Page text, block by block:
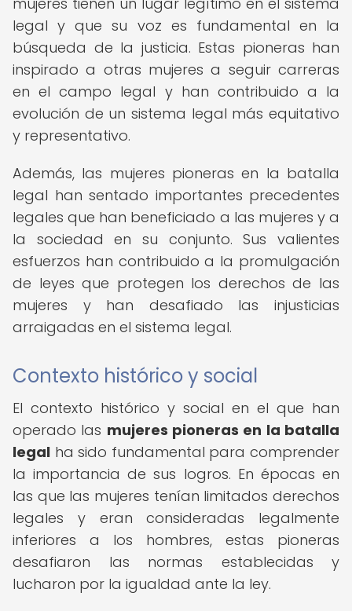
legal y que su voz es fundamental en la
búsqueda de la justicia. Estas pioneras han
inspirado a otras mujeres a seguir carreras
en el campo legal y han contribuido a la
evolución de un sistema legal más equitativo
y representativo.
Además, las mujeres pioneras en la batalla
legal han sentado importantes precedentes
legales que han beneficiado a las mujeres y a
la sociedad en su conjunto. Sus valientes
esfuerzos han contribuido a la promulgación
de leyes que protegen los derechos de las
mujeres y han desafiado las injusticias
arraigadas en el sistema legal.
Contexto histórico y social
El contexto histórico y social en el que han
operado las mujeres pioneras en la batalla
legal ha sido fundamental para comprender
la importancia de sus logros. En épocas en
las que las mujeres tenían limitados derechos
legales y eran consideradas legalmente
inferiores a los hombres, estas pioneras
desafiaron las normas establecidas y
lucharon por la igualdad ante la ley.